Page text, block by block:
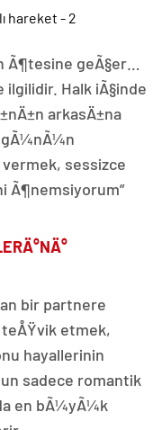
Ã¶tesine geÃ§er…
ilgilidir. Halk iÃ§inde
arkasÄ±na
gÃ¼nÃ¼n
sessizce
Ã¶nemsiyorum”
bir partnere
etmek,
hayallerinin
sadece romantik
en bÃ¼yÃ¼k